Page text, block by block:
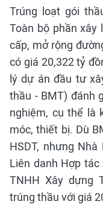
Trúng loạt gói
Toàn bộ phần xây
cấp, mở rộng
có giá 20,322 tỷ
lý dự án đầu tư
thầu - BMT) đánh
nghiệm, cụ thể là
móc, thiết bị. Dù
HSDT, nhưng
Liên danh Hợp
TNHH Xây dựng
trúng thầu với giá